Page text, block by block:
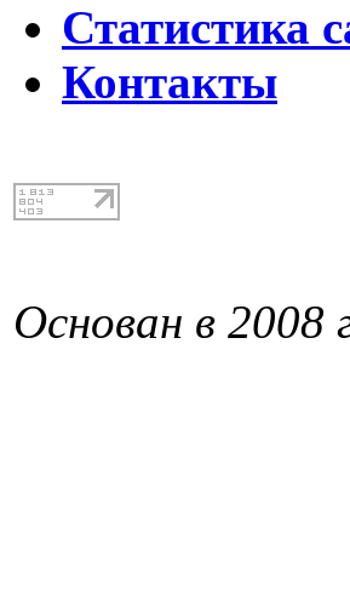
Статистика
Контакты
Основан в 2008